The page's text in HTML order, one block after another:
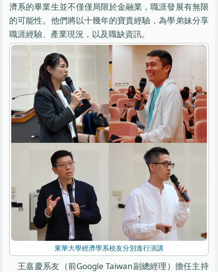
濟系的畢業生並不僅僅局限於金融業，職涯發展有無限
的可能性。他們將以十幾年的寶貴經驗，為學弟妹分享
職涯經驗、產業現況，以及職缺資訊。
東華大學經濟學系校友分別進行演講
王嘉慶系友（前Google Taiwan副總經理）擔任主持